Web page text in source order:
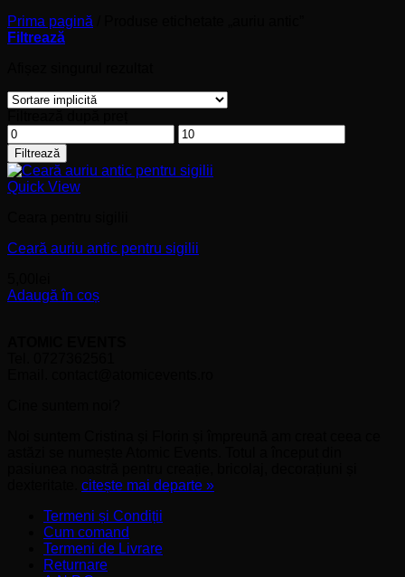
Prima pagină
Filtrează
Preț
minim
Preț
maxim
Filtrează
Quick View
Ceară auriu antic pentru sigilii
Adaugă în coș
citește mai departe »
Termeni și Condiții
Cum comand
Termeni de Livrare
Returnare